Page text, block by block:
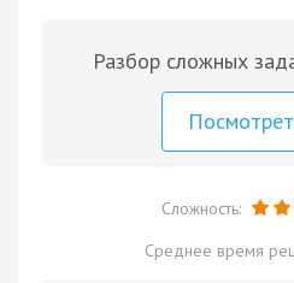
Разбор сложных
Сложность:
Среднее время